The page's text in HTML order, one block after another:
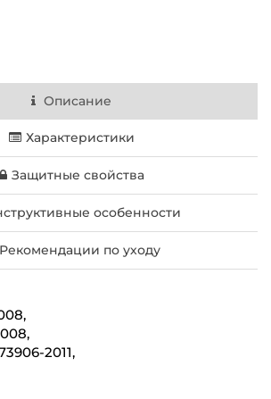
Описание
Характеристики
Защитные свойства
особенности
Рекомендации по уходу
2011,